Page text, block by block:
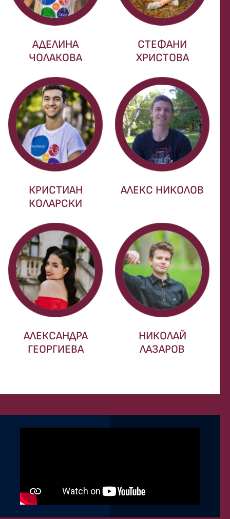
АДЕЛИНА
ЧОЛАКОВА
СТЕФАНИ
ХРИСТОВА
КРИСТИАН
КОЛАРСКИ
АЛЕКС НИКОЛОВ
АЛЕКСАНДРА
ГЕОРГИЕВА
НИКОЛАЙ
ЛАЗАРОВ